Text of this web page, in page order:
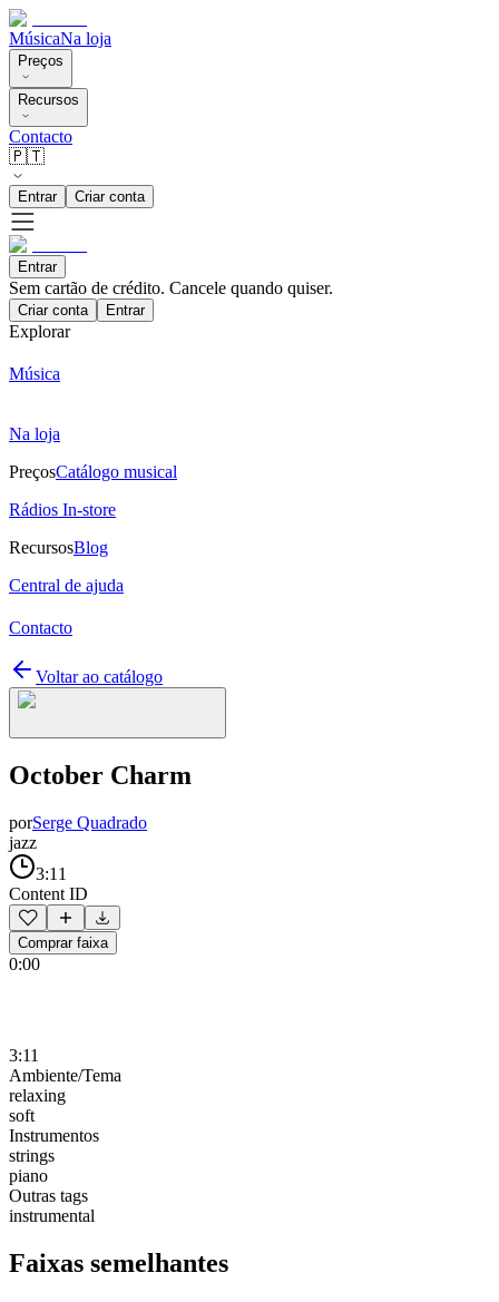
MúsicaNa loja
Preços
Recursos
Contacto
🇵🇹
Entrar Criar conta
Entrar
Sem cartão de crédito. Cancele quando quiser.
Criar conta Entrar
Explorar
Música
Na loja
PreçosCatálogo musical
Rádios In-store
RecursosBlog
Central de ajuda
Contacto
Voltar ao catálogo
October Charm
porSerge Quadrado
jazz
3:11
Content ID
Comprar faixa
0:00
3:11
Ambiente/Tema
relaxing
soft
Instrumentos
strings
piano
Outras tags
instrumental
Faixas semelhantes